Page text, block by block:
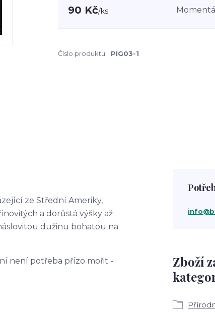
90 Kč/ks
Číslo produktu: PIG03-1
ze Střední Ameriky,
a dorůstá výšky až
dužinu bohatou na
není potřeba přízo mořit -
Zboží